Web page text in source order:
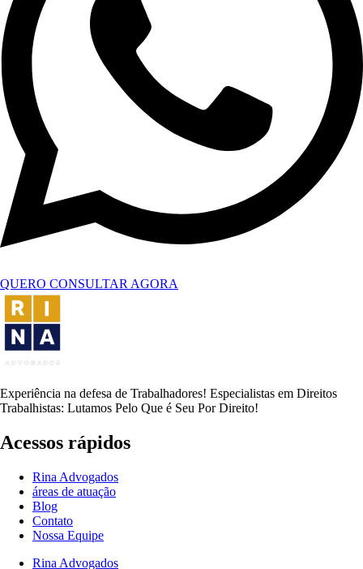
QUERO CONSULTAR AGORA
Experiência na defesa de Trabalhadores! Especialistas em Direitos
Trabalhistas: Lutamos Pelo Que é Seu Por Direito!
Acessos rápidos
Rina Advogados
áreas de atuação
Blog
Contato
Nossa Equipe
Rina Advogados